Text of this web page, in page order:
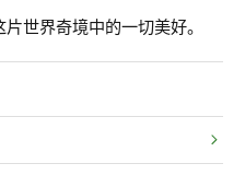
世界奇境中的一切美好。